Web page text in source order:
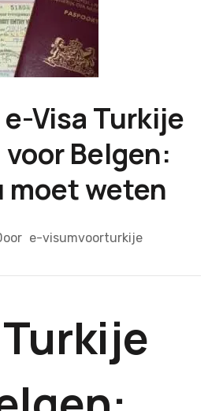
Visa Turkije
Belgen:
moet weten
e-visumvoorturkije